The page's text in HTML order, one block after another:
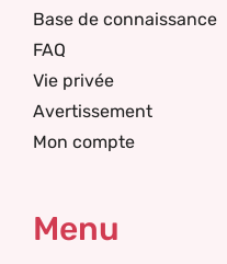
Base de connaissance
FAQ
Vie privée
Avertissement
Mon compte
Menu